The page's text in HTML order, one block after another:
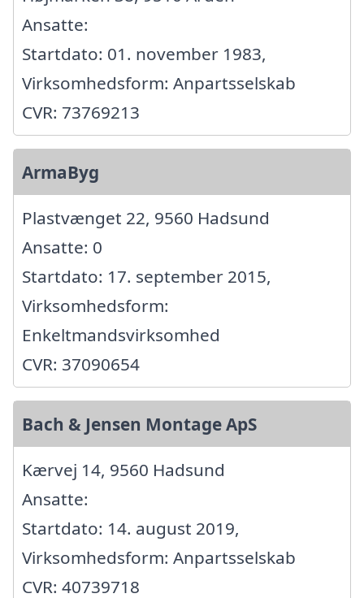
Ansatte:
Startdato: 01. november 1983,
Virksomhedsform: Anpartsselskab
CVR: 73769213
ArmaByg
Plastvænget 22, 9560 Hadsund
Ansatte: 0
Startdato: 17. september 2015,
Virksomhedsform:
Enkeltmandsvirksomhed
CVR: 37090654
Bach & Jensen Montage ApS
Kærvej 14, 9560 Hadsund
Ansatte:
Startdato: 14. august 2019,
Virksomhedsform: Anpartsselskab
CVR: 40739718